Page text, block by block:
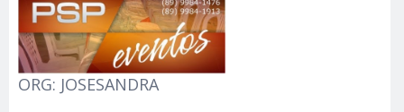
ORG: JOSESANDRA